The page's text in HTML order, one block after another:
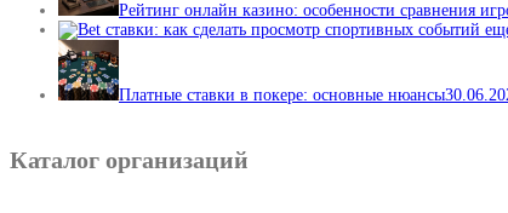
Рейтинг онлайн казино: особенности сравнения
Платные ставки в покере: основные нюансы
Каталог организаций